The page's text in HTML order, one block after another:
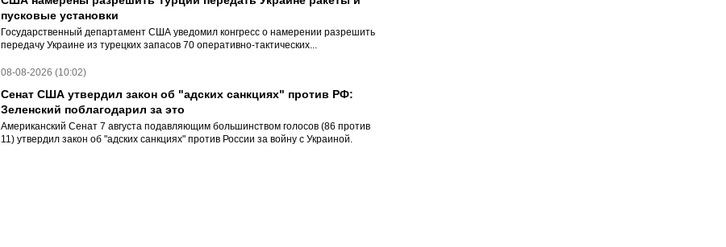
пусковые установки
Государственный департамент США уведомил конгресс о намерении разрешить
передачу Украине из турецких запасов 70 оперативно-тактических...
08-08-2026 (10:02)
Сенат США утвердил закон об "адских санкциях" против РФ:
Зеленский поблагодарил за это
Американский Сенат 7 августа подавляющим большинством голосов (86 против
11) утвердил закон об "адских санкциях" против России за войну с Украиной.